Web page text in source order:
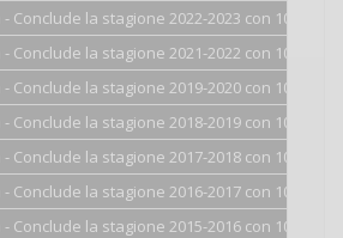
Conclude la stagione 2022-2023 con 100 punti.
Conclude la stagione 2021-2022 con 100 punti.
Conclude la stagione 2019-2020 con 100 punti.
Conclude la stagione 2018-2019 con 100 punti.
Conclude la stagione 2017-2018 con 100 punti.
Conclude la stagione 2016-2017 con 100 punti.
Conclude la stagione 2015-2016 con 100 punti.